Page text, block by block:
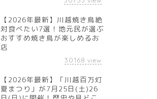
【2026年最新】川越焼き鳥絶
対食べたい7選！地元民が選ぶ
おすすめ焼き鳥が楽しめるお
店
30168 view
【2026年最新】「川越百万灯
夏まつり」が7月25日(土)26